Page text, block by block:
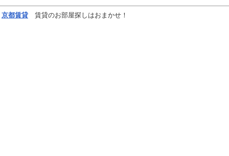
京都賃貸 賃貸のお部屋探しはおまかせ！